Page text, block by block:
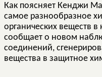
Как поясняет Кенджи
самое разнообразное
органических веществ
сообщает о новом
соединений,
вещества в защитное